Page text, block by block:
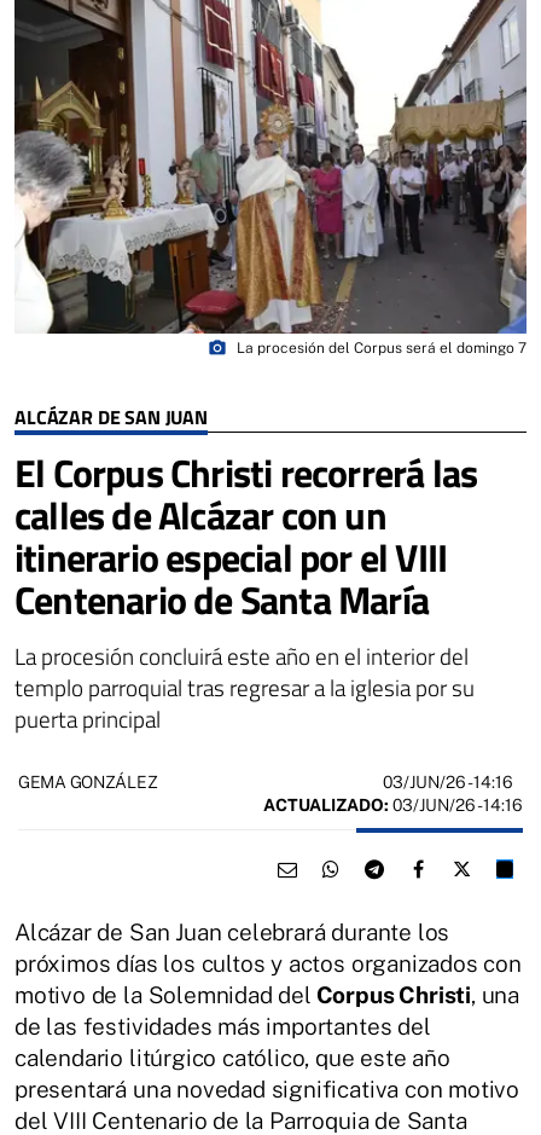
ALCÁZAR DE SAN JUAN
El Corpus Christi recorrerá las
calles de Alcázar con un
itinerario especial por el VIII
Centenario de Santa María
La procesión concluirá este año en el interior del
templo parroquial tras regresar a la iglesia por su
puerta principal
photo_camera La procesión del Corpus será el domingo 7
GEMA GONZÁLEZ 03/JUN/26- 14:16
ACTUALIZADO: 03/JUN/26 - 14:16
Alcázar de San Juan celebrará durante los
próximos días los cultos y actos organizados con
motivo de la Solemnidad del Corpus Christi, una
de las festividades más importantes del
calendario litúrgico católico, que este año
presentará una novedad significativa con motivo
del VIII Centenario de la Parroquia de Santa